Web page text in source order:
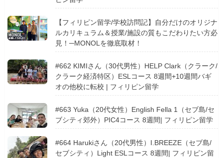
【フィリピン留学/学校訪問記】自分だけのオリジナ
ルカリキュラム＆授業/施設の質もこだわりたい方必
見！─MONOLを徹底取材！
#662 KIMIさん（30代男性）HELP Clark（クラーク/
クラーク経済特区）ESLコース 8週間+10週間バギ
オの他校に転校 | フィリピン留学
#663 Yuka（20代女性）English Fella 1（セブ島/セ
ブシティ郊外）PIC4コース 8週間| フィリピン留学
#664 Harukiさん（20代男性）I.BREEZE（セブ島/
セブシティ）Light ESLコース 8週間| フィリピン留